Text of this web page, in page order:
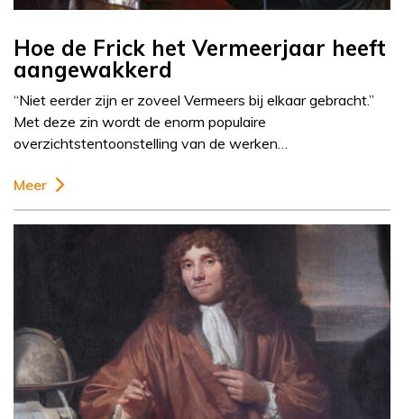
Hoe de Frick het Vermeerjaar heeft
aangewakkerd
“Niet eerder zijn er zoveel Vermeers bij elkaar gebracht.”
Met deze zin wordt de enorm populaire
overzichtstentoonstelling van de werken…
Meer